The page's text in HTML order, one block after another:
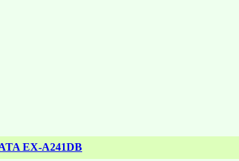
EX-A241DB